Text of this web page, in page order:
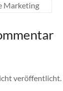
Marketing
veröffentlicht.